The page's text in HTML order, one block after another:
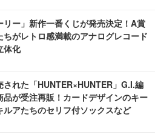
リー」新作一番くじが発売決定！A賞
ちがレトロ感満載のアナログレコード
体化
された「HUNTER×HUNTER」G.I.編
品が受注再販！カードデザインのキー
ルアたちのセリフ付ソックスなど